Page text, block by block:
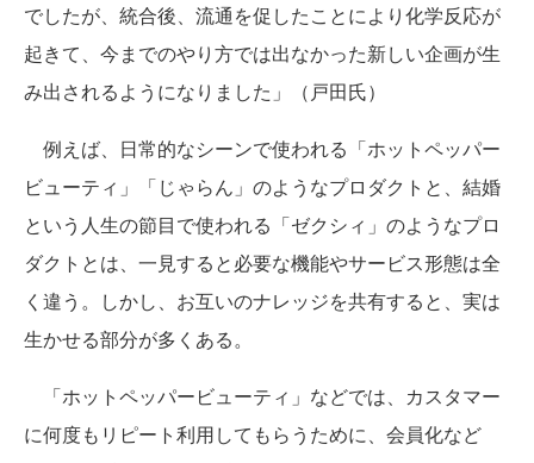
でしたが、統合後、流通を促したことにより化学反応が
起きて、今までのやり方では出なかった新しい企画が生
み出されるようになりました」（戸田氏）
例えば、日常的なシーンで使われる「ホットペッパー
ビューティ」「じゃらん」のようなプロダクトと、結婚
という人生の節目で使われる「ゼクシィ」のようなプロ
ダクトとは、一見すると必要な機能やサービス形態は全
く違う。しかし、お互いのナレッジを共有すると、実は
生かせる部分が多くある。
「ホットペッパービューティ」などでは、カスタマー
に何度もリピート利用してもらうために、会員化など